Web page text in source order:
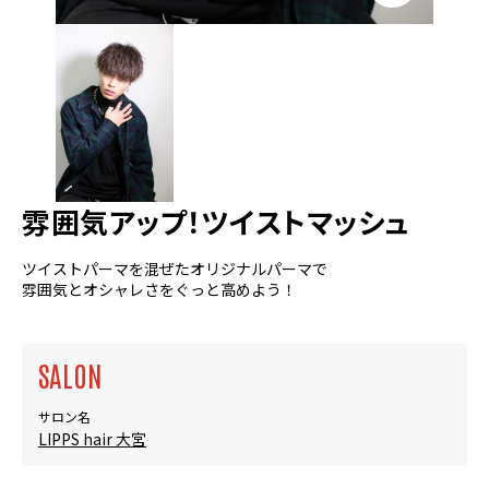
雰囲気アップ！ツイストマッシュ
ツイストパーマを混ぜたオリジナルパーマで
雰囲気とオシャレさをぐっと高めよう！
SALON
サロン名
LIPPS hair 大宮